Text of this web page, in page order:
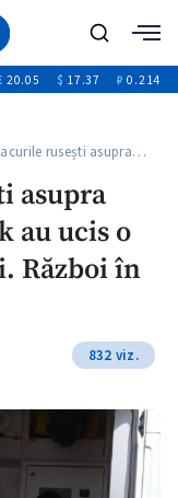
Ştiri
Video
ZdGust
20.05 $ 17.37 ₽ 0.214
rusești asupra…
asupra
au ucis o
Război în
832 viz.